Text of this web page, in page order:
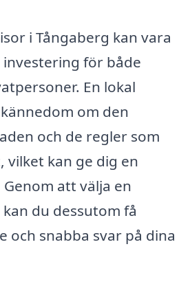
i Tångaberg kan vara
för både
En lokal
om den
och de regler som
vilket kan ge dig en
att välja en
du dessutom få
och snabba svar på dina